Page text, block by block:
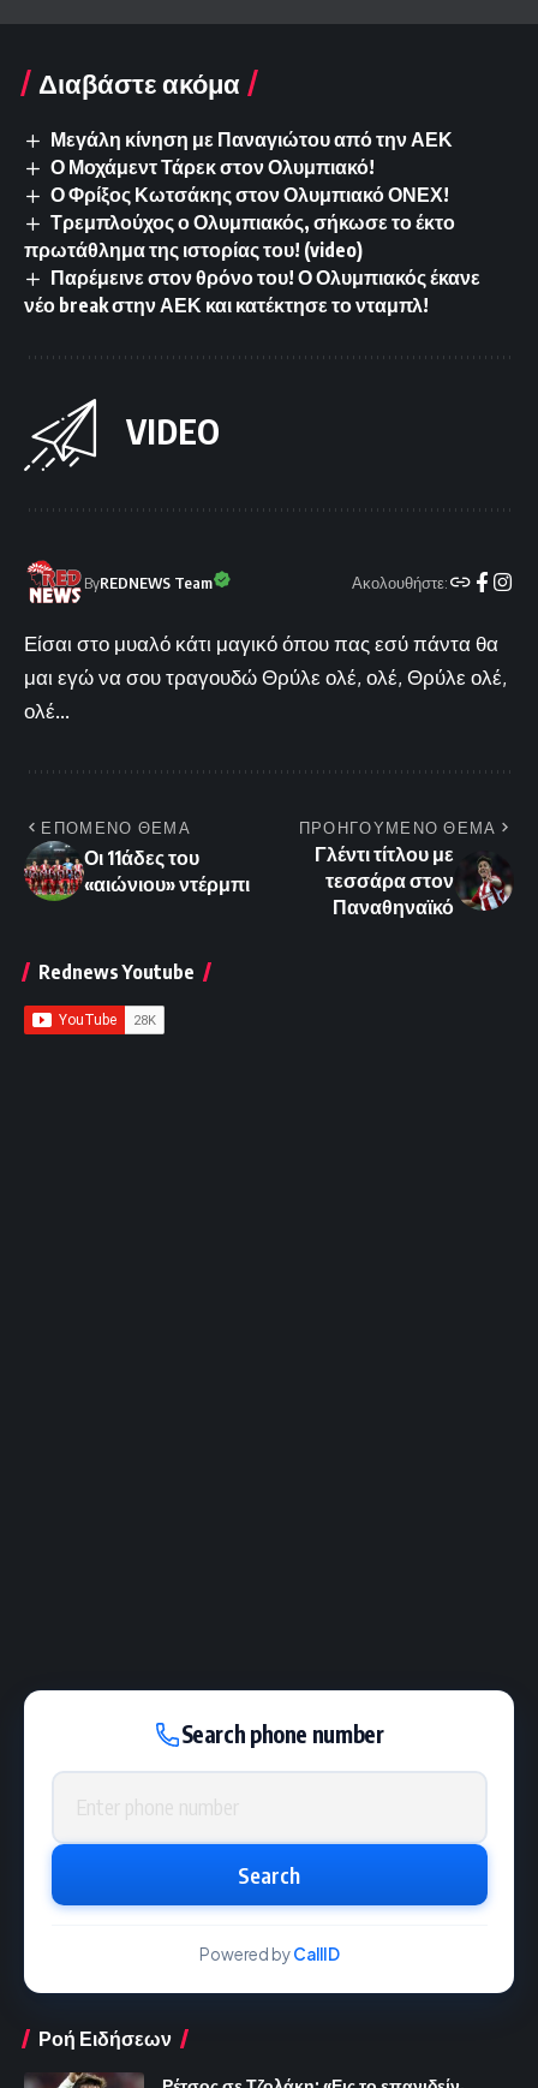
Διαβάστε ακόμα
Μεγάλη κίνηση με Παναγιώτου από την ΑΕΚ
Ο Μοχάμεντ Τάρεκ στον Ολυμπιακό!
Ο Φρίξος Κωτσάκης στον Ολυμπιακό ΟΝΕΧ!
Τρεμπλούχος ο Ολυμπιακός, σήκωσε το έκτο
πρωτάθλημα της ιστορίας του! (video)
Παρέμεινε στον θρόνο του! Ο Ολυμπιακός έκανε
νέο break στην ΑΕΚ και κατέκτησε το νταμπλ!
VIDEO
ByREDNEWS Team Ακολουθήστε:
Είσαι στο μυαλό κάτι μαγικό όπου πας εσύ πάντα θα
μαι εγώ να σου τραγουδώ Θρύλε ολέ, ολέ, Θρύλε ολέ,
ολέ...
ΕΠΟΜΕΝΟ ΘΕΜΑ
Οι 11άδες του
«αιώνιου» ντέρμπι
ΠΡΟΗΓΟΥΜΕΝΟ ΘΕΜΑ
Γλέντι τίτλου με
τεσσάρα στον
Παναθηναϊκό
Rednews Youtube
Search phone number
Phone number
Search
Powered byCallID
Ροή Ειδήσεων